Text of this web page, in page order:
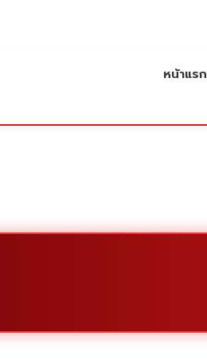
หน้าแรก